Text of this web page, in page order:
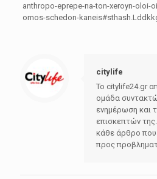
anthropo-eprepe-na-ton-xeroyn-oloi-
omos-schedon-
citylife
Το citylife24.gr
ομάδα
ενημέρωση και
επισκεπτών
κάθε άρθρο που
προς